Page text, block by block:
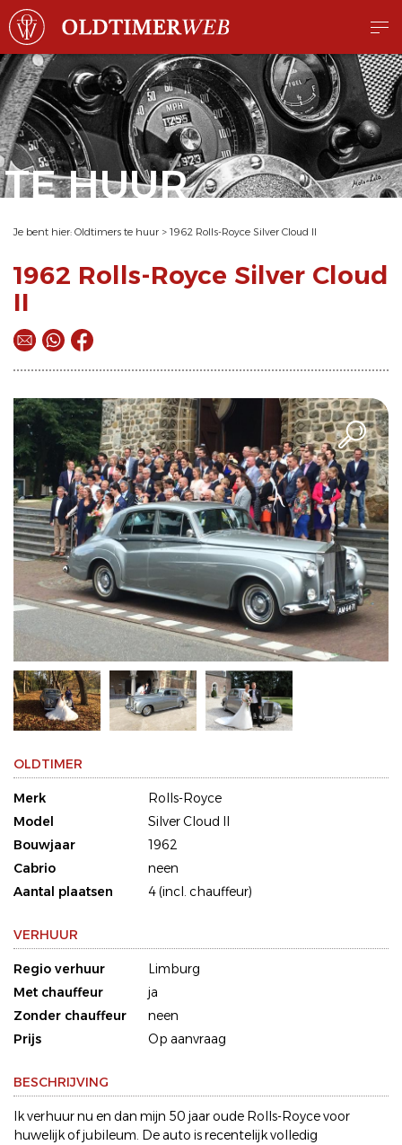
TE HUUR
Je bent hier: Oldtimers te huur > 1962 Rolls-Royce Silver Cloud II
1962 Rolls-Royce Silver Cloud
II
OLDTIMER
Merk
Rolls-Royce
Model
Silver Cloud II
Bouwjaar
1962
Cabrio
neen
Aantal plaatsen
4 (incl. chauffeur)
VERHUUR
Regio verhuur
Limburg
Met chauffeur
ja
Zonder chauffeur
neen
Prijs
Op aanvraag
BESCHRIJVING
Ik verhuur nu en dan mijn 50 jaar oude Rolls-Royce voor
huwelijk of jubileum. De auto is recentelijk volledig